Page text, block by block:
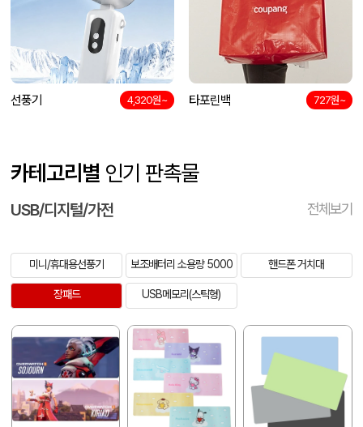
선풍기 4,320원~ 타포린백 727원~
카테고리별 인기 판촉물
USB/디지털/가전 전체보기
미니/휴대용선풍기 보조배터리 소용량 5000 핸드폰 거치대
장패드 USB메모리(스틱형)